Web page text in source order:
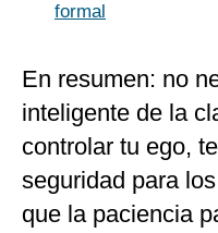
formal
En resumen: no
inteligente de la
controlar tu ego,
seguridad para
que la paciencia